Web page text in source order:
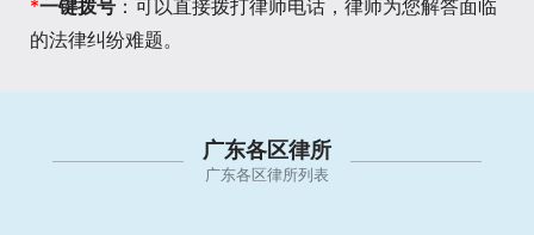
*一键拨号 ：可以直接拨打律师电话，律师为您解答面临
的法律纠纷难题。
广东各区律所
广东各区律所列表